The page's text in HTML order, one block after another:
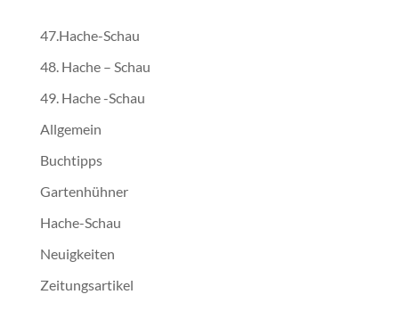
47.Hache-Schau
48. Hache – Schau
49. Hache -Schau
Allgemein
Buchtipps
Gartenhühner
Hache-Schau
Neuigkeiten
Zeitungsartikel